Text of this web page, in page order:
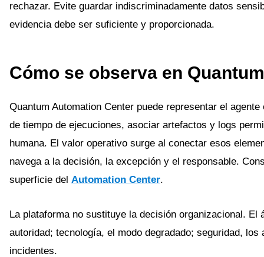
rechazar. Evite guardar indiscriminadamente datos
evidencia debe ser suficiente y proporcionada.
Cómo se observa en Quantum
Quantum Automation Center puede representar el
de tiempo de ejecuciones, asociar artefactos y logs
humana. El valor operativo surge al conectar esos
navega a la decisión, la excepción y el responsable.
superficie del Automation Center.
La plataforma no sustituye la decisión organizacional. El
autoridad; tecnología, el modo degradado; seguridad,
incidentes.